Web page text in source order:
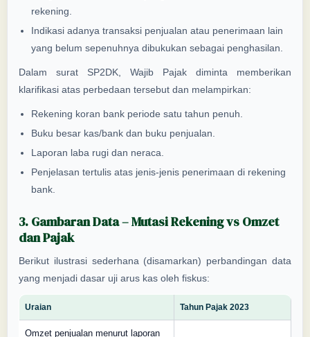
rekening.
Indikasi adanya transaksi penjualan atau penerimaan lain
yang belum sepenuhnya dibukukan sebagai penghasilan.
Dalam surat SP2DK, Wajib Pajak diminta memberikan
klarifikasi atas perbedaan tersebut dan melampirkan:
Rekening koran bank periode satu tahun penuh.
Buku besar kas/bank dan buku penjualan.
Laporan laba rugi dan neraca.
Penjelasan tertulis atas jenis-jenis penerimaan di rekening
bank.
3. Gambaran Data – Mutasi Rekening vs Omzet
dan Pajak
Berikut ilustrasi sederhana (disamarkan) perbandingan data
yang menjadi dasar uji arus kas oleh fiskus:
Uraian Tahun Pajak 2023
Omzet penjualan menurut laporan